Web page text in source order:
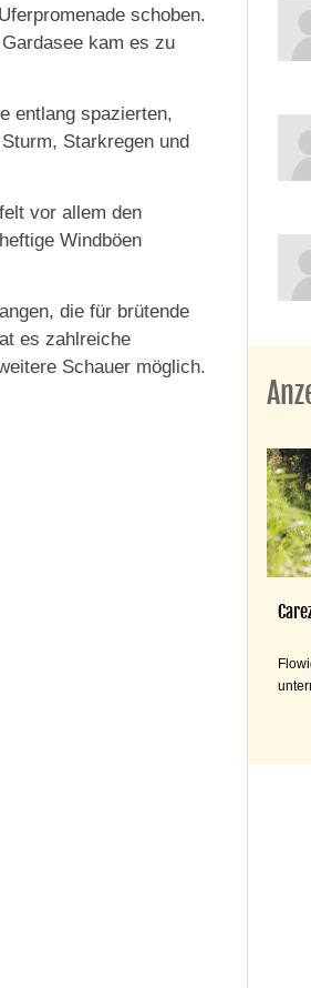
schoben.
kam es zu
entlang spazierten,
Starkregen und
vor allem den
Windböen
die für brütende
es zahlreiche
Schauer möglich.